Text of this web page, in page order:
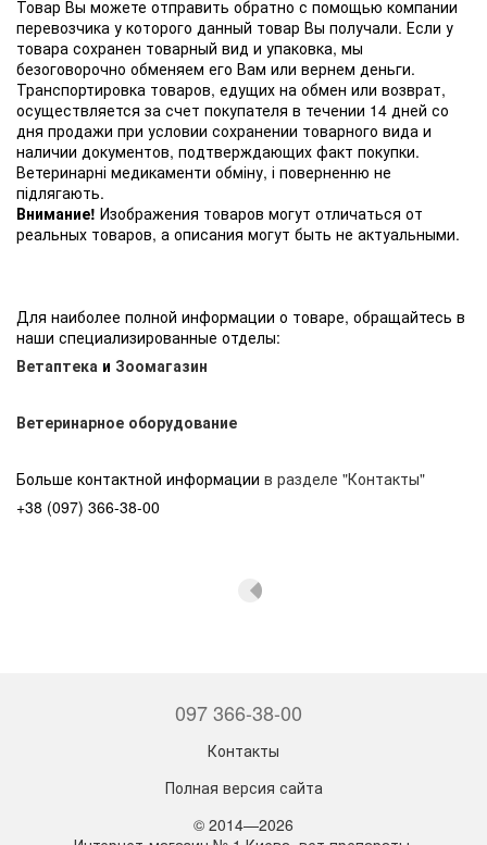
Товар Вы можете отправить обратно с помощью компании
перевозчика у которого данный товар Вы получали. Если у
товара сохранен товарный вид и упаковка, мы
безоговорочно обменяем его Вам или вернем деньги.
Транспортировка товаров, едущих на обмен или возврат,
осуществляется за счет покупателя в течении 14 дней со
дня продажи при условии сохранении товарного вида и
наличии документов, подтверждающих факт покупки.
Ветеринарні медикаменти обміну, і поверненню не
підлягають.
Внимание! Изображения товаров могут отличаться от
реальных товаров, а описания могут быть не актуальными.
Для наиболее полной информации о товаре, обращайтесь в
наши специализированные отделы:
Ветаптека и Зоомагазин
Ветеринарное оборудование
Больше контактной информации в разделе "Контакты"
+38 (097) 366-38-00
097 366-38-00
Контакты
Полная версия сайта
© 2014—2026